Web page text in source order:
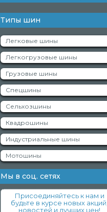
Типы шин
Легковые шины
Легкогрузовые шины
Грузовые шины
Спецшины
Сельхозшины
Квадрошины
Индустриальные шины
Мотошины
Мы в соц. сетях
Присоединяйтесь к нам и
будьте в курсе новых акций,
новостей и лучших цен!